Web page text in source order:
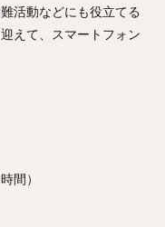
活動などにも役立てる
えて、スマートフォン
間）